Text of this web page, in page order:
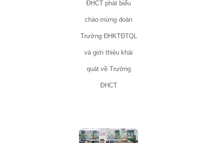
ĐHCT phát biểu
chào mừng đoàn
Trường ĐHKTĐTQL
và giới thiệu khái
quát về Trường
ĐHCT